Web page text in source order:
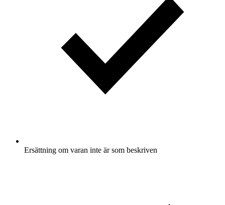
Ersättning om varan inte är som beskriven